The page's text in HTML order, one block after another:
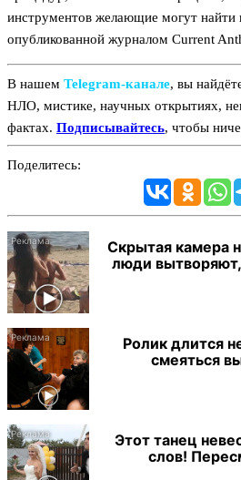
инструментов желающие могут найти
опубликованной журналом Current
В нашем Telegram‑канале, вы
НЛО, мистике, научных открытиях,
фактах. Подписывайтесь, чтобы
Поделитесь:
Скрытая камера
люди вытворяют,
Ролик длится
смеяться
Этот танец
слов!